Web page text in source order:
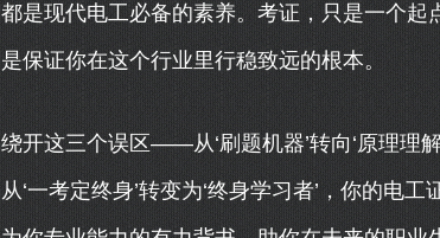
都是现代电工必备的素养。考证，只是一个
是保证你在这个行业里行稳致远的根本。
绕开这三个误区——从‘刷题机器’转向‘原理理解
从‘一考定终身’转变为‘终身学习者’，你的电